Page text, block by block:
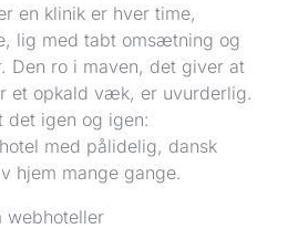
en klinik er hver time,
lig med tabt omsætning og
Den ro i maven, det giver at
et opkald væk, er uvurderlig.
det igen og igen:
med pålidelig, dansk
hjem mange gange.
webhoteller